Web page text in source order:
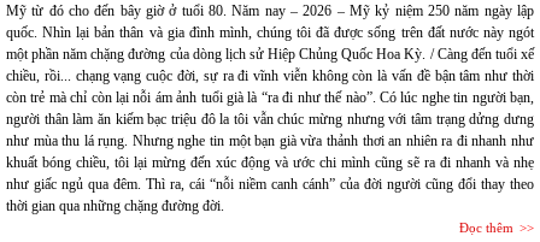
Mỹ từ đó cho đến bây giờ ở tuổi 80. Năm nay – 2026 – Mỹ kỷ niệm 250 năm ngày lập
quốc. Nhìn lại bản thân và gia đình mình, chúng tôi đã được sống trên đất nước này ngót
một phần năm chặng đường của dòng lịch sử Hiệp Chủng Quốc Hoa Kỳ. / Càng đến tuổi xế
chiều, rồi... chạng vạng cuộc đời, sự ra đi vĩnh viễn không còn là vấn đề bận tâm như thời
còn trẻ mà chỉ còn lại nỗi ám ảnh tuổi già là “ra đi như thế nào”. Có lúc nghe tin người bạn,
người thân làm ăn kiếm bạc triệu đô la tôi vẫn chúc mừng nhưng với tâm trạng dửng dưng
như mùa thu lá rụng. Nhưng nghe tin một bạn già vừa thảnh thơi an nhiên ra đi nhanh như
khuất bóng chiều, tôi lại mừng đến xúc động và ước chi mình cũng sẽ ra đi nhanh và nhẹ
như giấc ngủ qua đêm. Thì ra, cái “nỗi niềm canh cánh” của đời người cũng đổi thay theo
thời gian qua những chặng đường đời.
Đọc thêm